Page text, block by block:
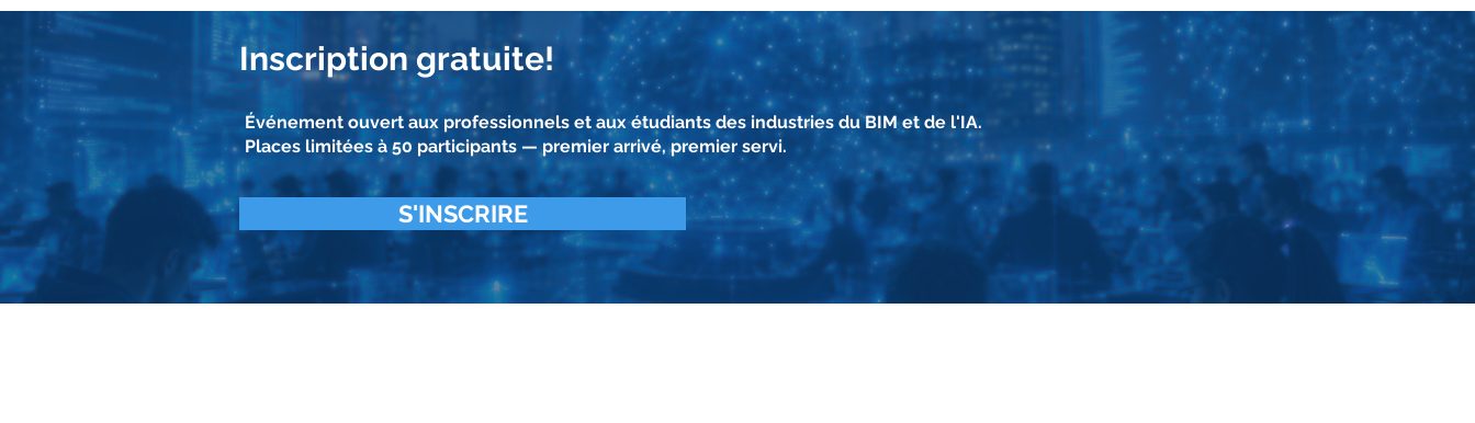
Inscription gratuite!
Événement ouvert aux professionnels et aux étudiants des industries du BIM et de l'IA.
Places limitées à 50 participants — premier arrivé, premier servi.
S'INSCRIRE